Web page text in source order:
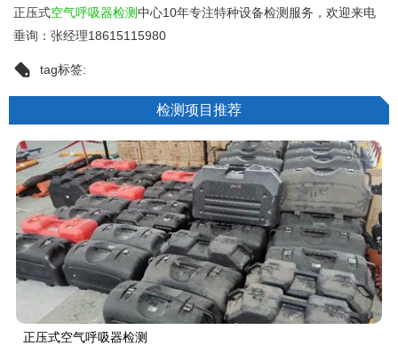
正压式空气呼吸器检测中心10年专注特种设备检测服务，欢迎来电
垂询：张经理18615115980
tag标签:
检测项目推荐
正压式空气呼吸器检测